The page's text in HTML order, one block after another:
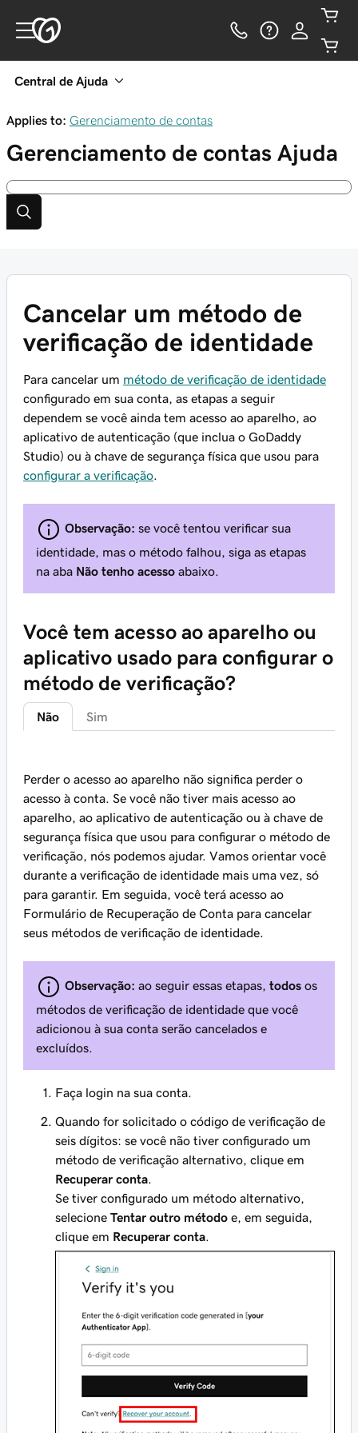
Central de Ajuda
Applies to: Gerenciamento de contas
Gerenciamento de contas Ajuda
Cancelar um método de
verificação de identidade
Para cancelar um método de verificação de identidade
configurado em sua conta, as etapas a seguir
dependem se você ainda tem acesso ao aparelho, ao
aplicativo de autenticação (que inclua o GoDaddy
Studio) ou à chave de segurança física que usou para
configurar a verificação
Observação: se você tentou verificar sua
identidade, mas o método falhou, siga as etapas
na aba Não tenho acesso abaixo.
Você tem acesso ao aparelho ou
aplicativo usado para configurar o
método de verificação?
Não Sim
Perder o acesso ao aparelho não significa perder o
acesso à conta. Se você não tiver mais acesso ao
aparelho, ao aplicativo de autenticação ou à chave de
segurança física que usou para configurar o método de
verificação, nós podemos ajudar. Vamos orientar você
durante a verificação de identidade mais uma vez, só
para garantir. Em seguida, você terá acesso ao
Formulário de Recuperação de Conta para cancelar
seus métodos de verificação de identidade.
Observação: ao seguir essas etapas, todos os
métodos de verificação de identidade que você
adicionou à sua conta serão cancelados e
excluídos.
Faça login na sua conta.
Quando for solicitado o código de verificação de
seis dígitos: se você não tiver configurado um
método de verificação alternativo, clique em
Recuperar conta
Se tiver configurado um método alternativo,
selecione Tentar outro método e, em seguida,
clique em Recuperar conta